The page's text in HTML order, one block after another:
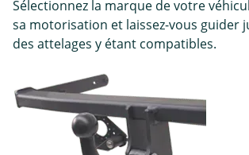
Sélectionnez la marque de votre
sa motorisation et laissez-vous guider
des attelages y étant compatibles.